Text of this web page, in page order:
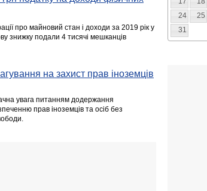
про майновий стан і доходи за 2019 рік у
знижку подали 4 тисячі мешканців
на захист прав іноземців
увага питанням додержання
прав іноземців та осіб без
24
25
31